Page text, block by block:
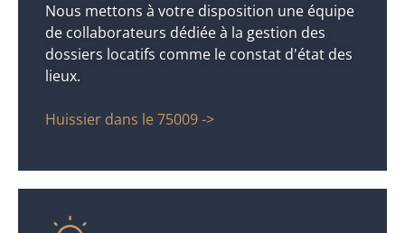
Nous mettons à votre disposition une équipe
de collaborateurs dédiée à la gestion des
dossiers locatifs comme le constat d'état des
lieux.
Huissier dans le 75009 ->